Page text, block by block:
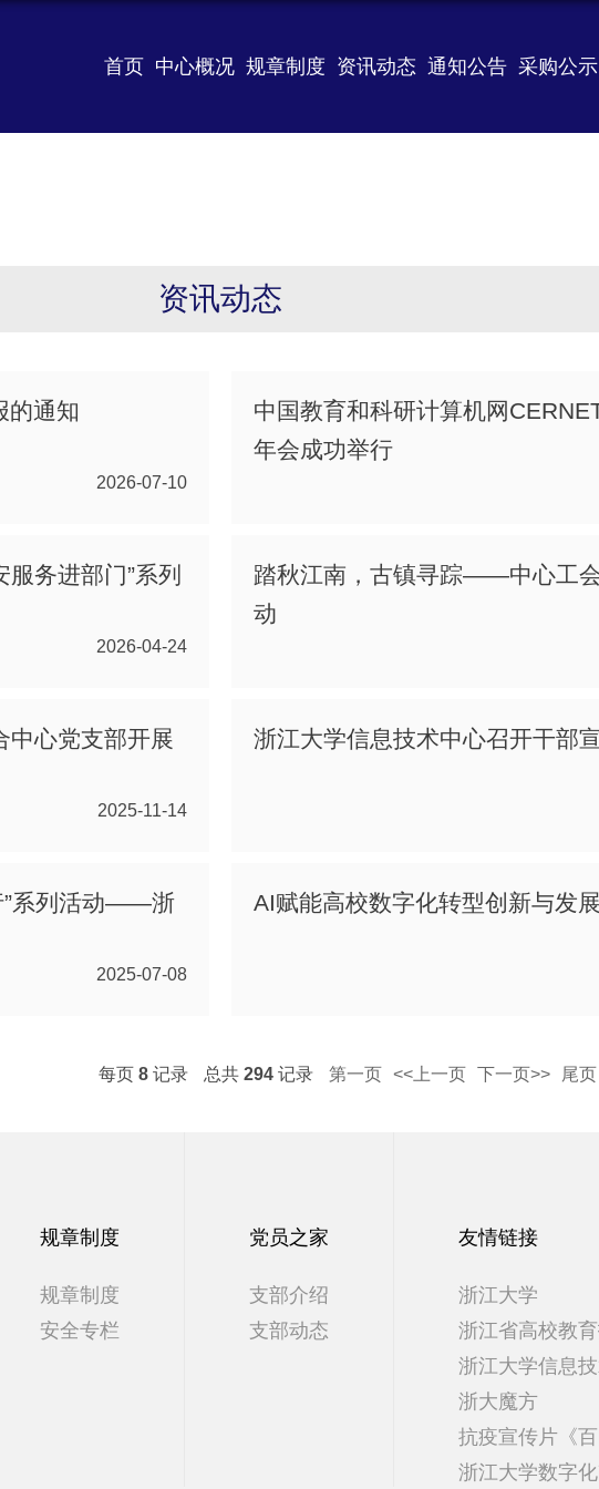
首页 中心概况 规章制度 资讯动态 通知公告 采购公示
资讯动态
的通知
2026-07-10
中国教育和科研计算机网
年会成功举行
务进部门”系列
2026-04-24
踏秋江南，古镇寻踪——中心工
动
心党支部开展
2025-11-14
浙江大学信息技术中心召开干部
”系列活动——浙
2025-07-08
AI赋能高校数字化转型创新与发
每页 8 记录 总共 294 记录 第一页 <<上一页 下一页>> 尾页
规章制度
规章制度
安全专栏
党员之家
支部介绍
支部动态
友情链接
浙江大学
浙江省高校教
浙江大学信息
浙大魔方
抗疫宣传片《百
浙江大学数字